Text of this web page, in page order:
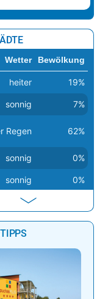
Wetter Bewölkung
heiter 19%
sonnig 7%
Regen 62%
sonnig 0%
sonnig 0%
sonnig
sonnig 2%
sonnig